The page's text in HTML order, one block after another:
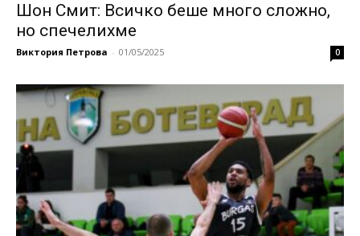
Шон Смит: Всичко беше много сложно,
но спечелихме
Виктория Петрова - 01/05/2025 0